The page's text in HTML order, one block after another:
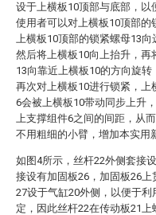
设于上横板10顶部与底部，以
使用者可以对上横板10顶部的
上横板10顶部的锁紧螺母13向
然后将上横板10向上抬升，再
13向靠近上横板10的方向旋
再次对上横板10进行锁紧，上
6会被上横板10带动同步上升
上支撑组件6之间的间距，从
不用粗细的小臂，增加本实用
如图4所示，丝杆22外侧套接
接设有加固板26，加固板26
27设于气缸20外侧，以便于利
定，因此丝杆22在传动板21